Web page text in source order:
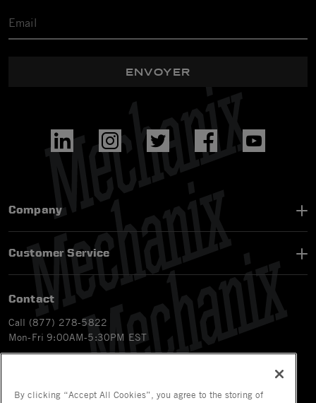
ENVOYER
Company
Customer Service
Contact
Call (877) 278-5822
Mon-Fri 9:00AM-5:30PM EST
Chat Live
By clicking “Accept All Cookies”, you agree to the storing of